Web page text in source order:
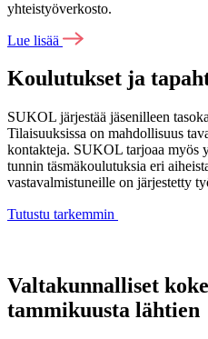
yhteistyöverkosto.
Lue lisää
Koulutukset ja
SUKOL järjestää jäsenilleen
Tilaisuuksissa on mahdollisuus
kontakteja. SUKOL tarjoaa myös
tunnin täsmäkoulutuksia eri
vastavalmistuneille on järjestetty
Tutustu tarkemmin
Valtakunnalliset
tammikuusta lähtien